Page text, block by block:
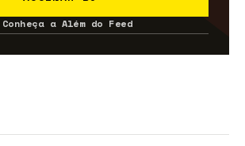
Conheça a Além do Feed